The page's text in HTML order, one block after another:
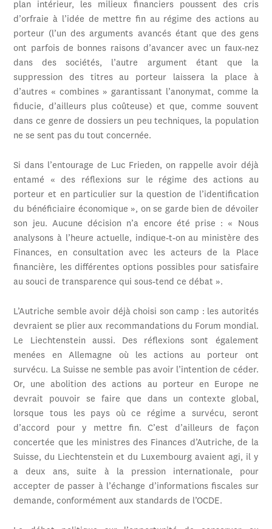
plan intérieur, les milieux financiers poussent des cris
d’orfraie à l’idée de mettre fin au régime des actions au
porteur (l’un des arguments avancés étant que des gens
ont parfois de bonnes raisons d’avancer avec un faux-nez
dans des sociétés, l’autre argument étant que la
suppression des titres au porteur laissera la place à
d’autres « combines » garantissant l’anonymat, comme la
fiducie, d’ailleurs plus coûteuse) et que, comme souvent
dans ce genre de dossiers un peu techniques, la population
ne se sent pas du tout concernée.
Si dans l’entourage de Luc Frieden, on rappelle avoir déjà
entamé « des réflexions sur le régime des actions au
porteur et en particulier sur la question de l’identification
du bénéficiaire économique », on se garde bien de dévoiler
son jeu. Aucune décision n’a encore été prise : « Nous
analysons à l’heure actuelle, indique-t-on au ministère des
Finances, en consultation avec les acteurs de la Place
financière, les différentes options possibles pour satisfaire
au souci de transparence qui sous-tend ce débat ».
L’Autriche semble avoir déjà choisi son camp : les autorités
devraient se plier aux recommandations du Forum mondial.
Le Liechtenstein aussi. Des réflexions sont également
menées en Allemagne où les actions au porteur ont
survécu. La Suisse ne semble pas avoir l’intention de céder.
Or, une abolition des actions au porteur en Europe ne
devrait pouvoir se faire que dans un contexte global,
lorsque tous les pays où ce régime a survécu, seront
d’accord pour y mettre fin. C’est d’ailleurs de façon
concertée que les ministres des Finances d’Autriche, de la
Suisse, du Liechtenstein et du Luxembourg avaient agi, il y
a deux ans, suite à la pression internationale, pour
accepter de passer à l’échange d’informations fiscales sur
demande, conformément aux standards de l’OCDE.